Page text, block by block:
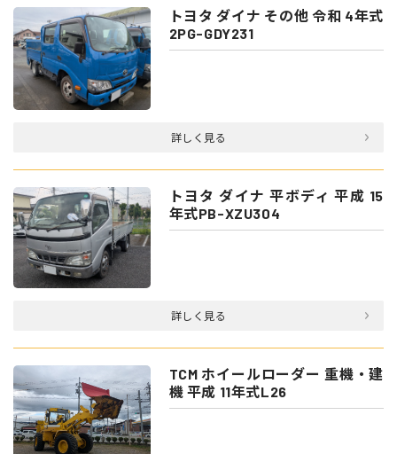
トヨタ ダイナ その他 令和 4年式
2PG-GDY231
詳しく見る
トヨタ ダイナ 平ボディ 平成 15
年式PB-XZU304
詳しく見る
TCM ホイールローダー 重機・建
機 平成 11年式L26